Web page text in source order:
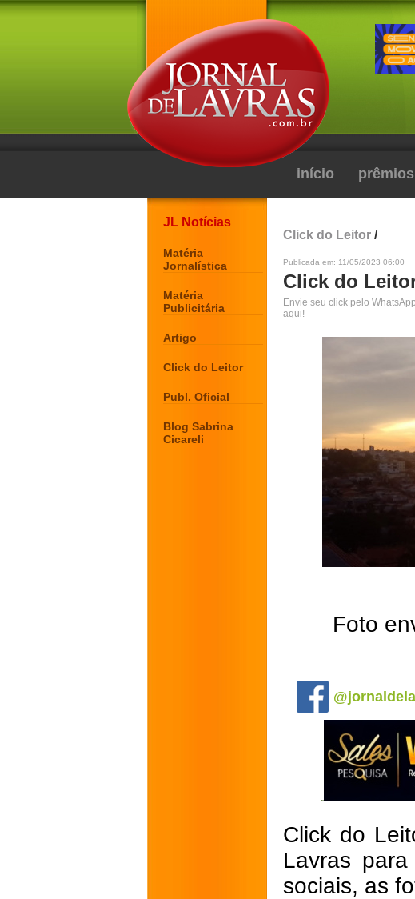
início prêmios
JL Notícias
Matéria
Jornalística
Matéria
Publicitária
Artigo
Click do Leitor
Publ. Oficial
Blog Sabrina
Cicareli
Click do Leitor /
Publicada em: 11/05/2023 06:00
Click do
Envie seu click pelo
aqui!
Foto
Click do
Lavras
sociais, as